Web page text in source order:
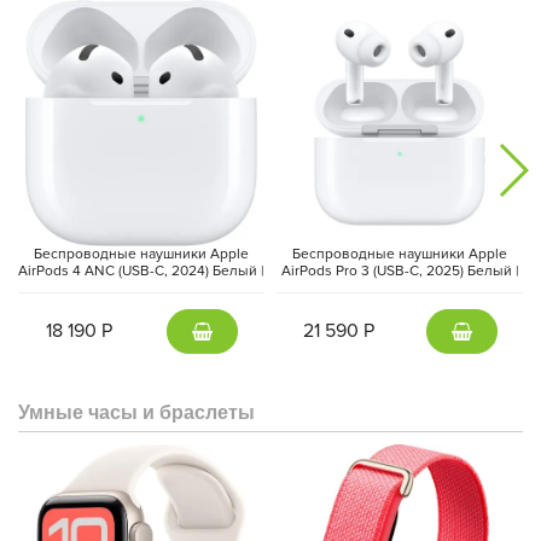
Pitaka уделяет особое внимание не только внешнему виду, но
и безопасности аксессуаров. Для ремешка ChromaCarbon был
разработан запатентованный магнитный замок, который не
даст браслету случайно разжаться. Умная защелка с
и комфортное использование даже в активной
повседневности.
Беспроводные наушники Apple
AirPods 4 ANC (USB-C, 2024) Белый |
18 190 Р
Беспроводные наушники Apple
AirPods Pro 3 (USB-C, 2025) Белый |
21 590 Р
Умные часы и браслеты